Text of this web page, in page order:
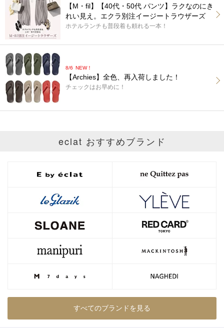
【M・fil】【40代・50代 パンツ】ラクなのにき
れい見え。エクラ別注イージートラウザーズ
ホテルランチも普段着も頼れる一本！
8/6 NEW！
【Archies】全色、再入荷しました！
チェックはお早めに！
eclat おすすめブランド
すべてのブランドを見る